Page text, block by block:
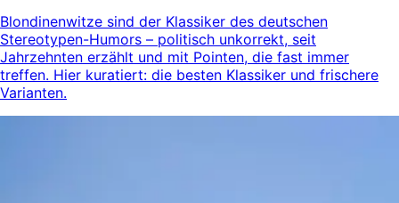
Blondinenwitze sind der Klassiker des deutschen
Stereotypen-Humors – politisch unkorrekt, seit
Jahrzehnten erzählt und mit Pointen, die fast immer
treffen. Hier kuratiert: die besten Klassiker und frischere
Varianten.